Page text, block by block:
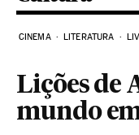
CINEMA LITERATURA
Lições de
mundo